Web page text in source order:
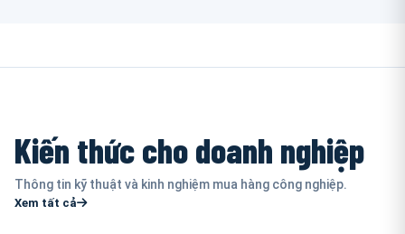
Kiến thức cho doanh nghiệp
Thông tin kỹ thuật và kinh nghiệm mua hàng công nghiệp.
Xem tất cả